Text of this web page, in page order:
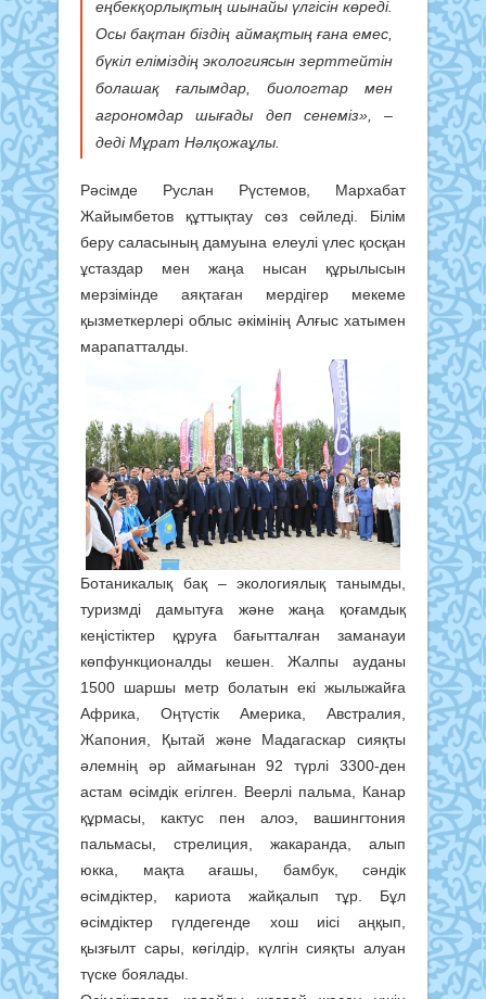
еңбекқорлықтың шынайы үлгісін көреді.
Осы бақтан біздің аймақтың ғана емес,
бүкіл еліміздің экологиясын зерттейтін
болашақ ғалымдар, биологтар мен
агрономдар шығады деп сенеміз», –
деді Мұрат Нәлқожаұлы.
Рәсімде Руслан Рүстемов, Мархабат
Жайымбетов құттықтау сөз сөйледі. Білім
беру саласының дамуына елеулі үлес қосқан
ұстаздар мен жаңа нысан құрылысын
мерзімінде аяқтаған мердігер мекеме
қызметкерлері облыс әкімінің Алғыс хатымен
марапатталды.
Ботаникалық бақ – экологиялық танымды,
туризмді дамытуға және жаңа қоғамдық
кеңістіктер құруға бағытталған заманауи
көпфункционалды кешен. Жалпы ауданы
1500 шаршы метр болатын екі жылыжайға
Африка, Оңтүстік Америка, Австралия,
Жапония, Қытай және Мадагаскар сияқты
әлемнің әр аймағынан 92 түрлі 3300-ден
астам өсімдік егілген. Веерлі пальма, Канар
құрмасы, кактус пен алоэ, вашингтония
пальмасы, стрелиция, жакаранда, алып
юкка, мақта ағашы, бамбук, сәндік
өсімдіктер, кариота жайқалып тұр. Бұл
өсімдіктер гүлдегенде хош иісі аңқып,
қызғылт сары, көгілдір, күлгін сияқты алуан
түске боялады.